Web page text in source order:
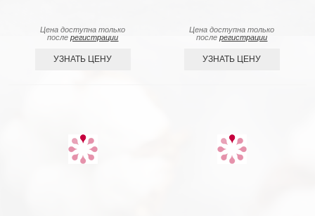
Цена доступна только
послерегистрации
УЗНАТЬ ЦЕНУ
Цена доступна только
послерегистрации
УЗНАТЬ ЦЕНУ